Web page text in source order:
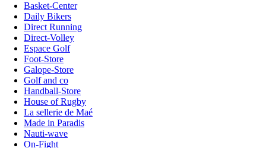
Basket-Center
Daily Bikers
Direct Running
Direct-Volley
Espace Golf
Foot-Store
Galope-Store
Golf and co
Handball-Store
House of Rugby
La sellerie de Maé
Made in Paradis
Nauti-wave
On-Fight